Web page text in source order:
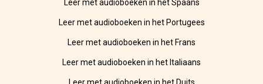
Leer met audioboeken in het Spaans
Leer met audioboeken in het Portugees
Leer met audioboeken in het Frans
Leer met audioboeken in het Italiaans